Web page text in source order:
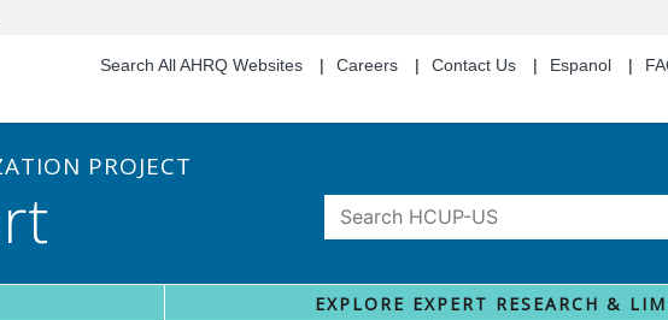
Search All AHRQ Websites Careers Contact Us Espanol
PROJECT
EXPLORE EXPERT RESEARCH &